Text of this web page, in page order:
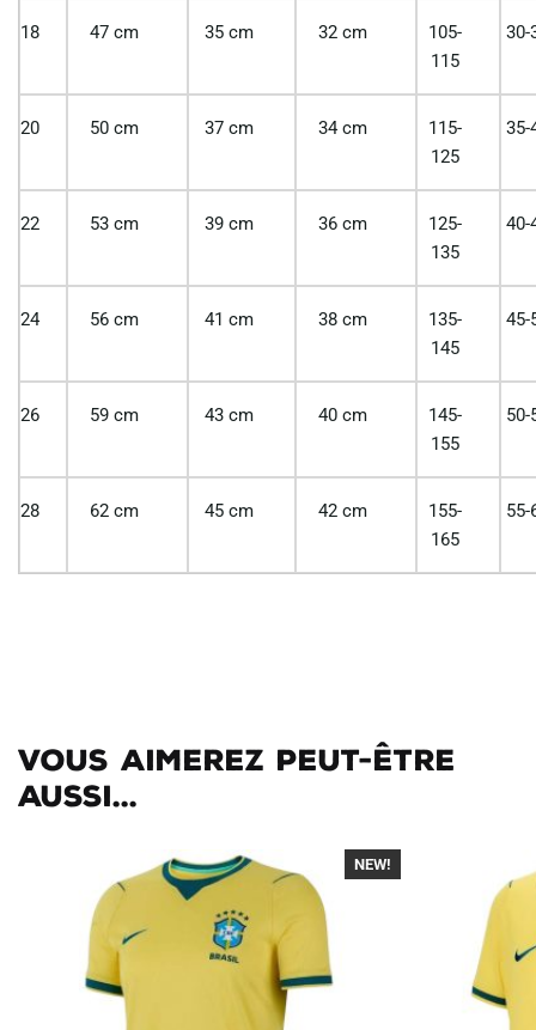
18 47 cm 35 cm 32 cm
105-
115
30-
20 50 cm 37 cm 34 cm
115-
125
35-
22 53 cm 39 cm 36 cm
125-
135
40-
24 56 cm 41 cm 38 cm
135-
145
45-
26 59 cm 43 cm 40 cm
145-
155
50-
28 62 cm 45 cm 42 cm
155-
165
55-
Vous aimerez peut-être
aussi...
-40%
NEW!